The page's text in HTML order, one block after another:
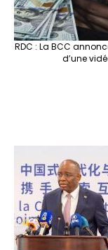
RDC : La BCC
d’une